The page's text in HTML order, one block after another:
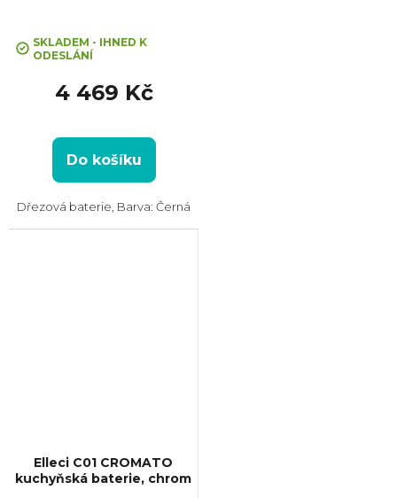
SKLADEM - IHNED K
ODESLÁNÍ
4 469 Kč
Do košíku
Dřezová baterie, Barva: Černá
Elleci C01 CROMATO
kuchyňská baterie, chrom